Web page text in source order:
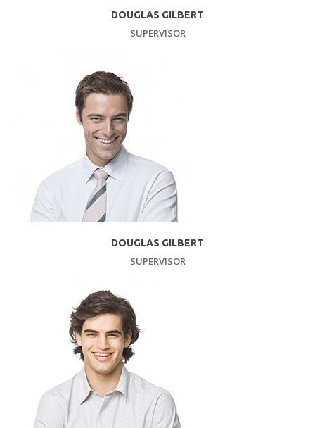
DOUGLAS GILBERT
SUPERVISOR
DOUGLAS GILBERT
SUPERVISOR